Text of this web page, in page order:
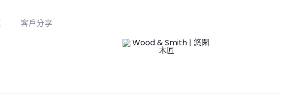
客戶分享